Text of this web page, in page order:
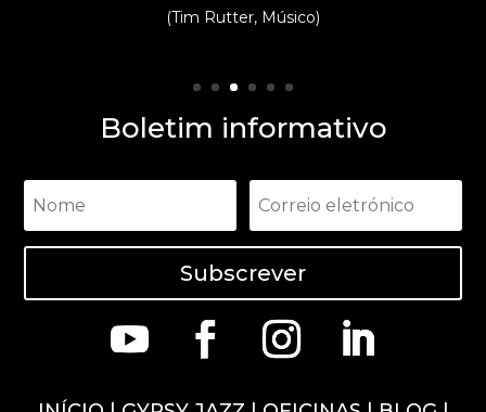
(Tim Rutter, Músico)
Boletim informativo
Subscrever